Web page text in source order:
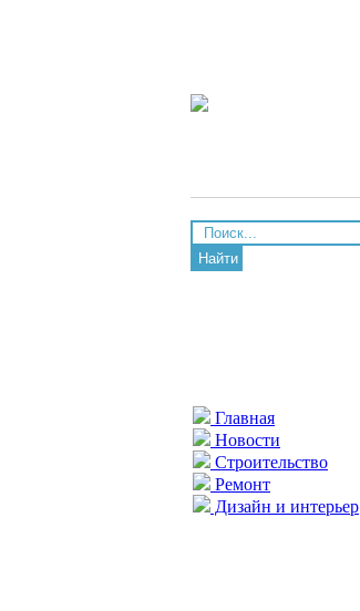
Найти
Главная
Новости
Строительство
Ремонт
Дизайн и интерьер